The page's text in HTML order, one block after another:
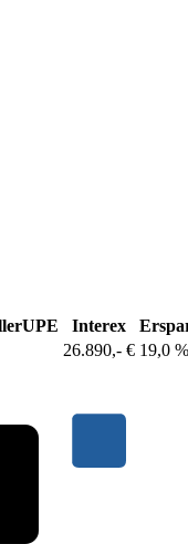
UPE Interex
26.890,- € 19,0 %